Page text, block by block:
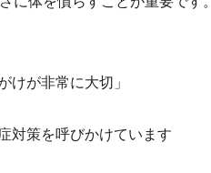
けが非常に大切」
対策を呼びかけています